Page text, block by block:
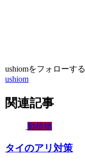
ushiomをフォローする
ushiom
関連記事
動植物
タイのアリ対策